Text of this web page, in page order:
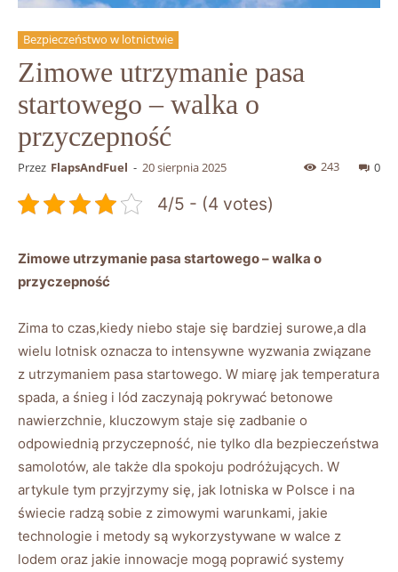
Bezpieczeństwo w lotnictwie
Zimowe utrzymanie pasa
startowego – walka o
przyczepność
Przez FlapsAndFuel - 20 sierpnia 2025 0
243
4/5 - (4 votes)
Zimowe utrzymanie pasa startowego –⁣ walka o
przyczepność
Zima to czas,kiedy‍ niebo staje się bardziej surowe,a‌ dla
wielu lotnisk‍ oznacza to intensywne wyzwania związane
z utrzymaniem pasa startowego. ‍W ⁣miarę jak temperatura
spada, a śnieg‍ i lód zaczynają pokrywać betonowe
nawierzchnie, ⁢kluczowym staje się zadbanie o ​
odpowiednią ​przyczepność,​ nie tylko dla bezpieczeństwa
​samolotów, ‌ale⁤ także dla spokoju podróżujących. ‌W
artykule tym ⁤przyjrzymy ‌się, jak lotniska w ⁤Polsce ⁤i na
świecie radzą ⁣sobie z zimowymi​ warunkami, jakie
technologie i metody są⁢ wykorzystywane w ⁣walce z
lodem oraz jakie innowacje⁣ mogą poprawić systemy